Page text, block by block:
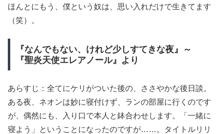
ほんとにもう、僕という奴は、思い入れだけで生きてます
（笑）。
『なんでもない、けれど少しすてきな夜』～
『聖炎天使エレアノール』より
あらすじ：全てにケリがついた後の、ささやかな後日談。
ある夜、ネオンは妙に寝付けず、ランの部屋に行くのです
が、偶然にも、入り口で本人と鉢合わせします。「一緒に
寝よう」ということになったのですが……。タイトルリリ